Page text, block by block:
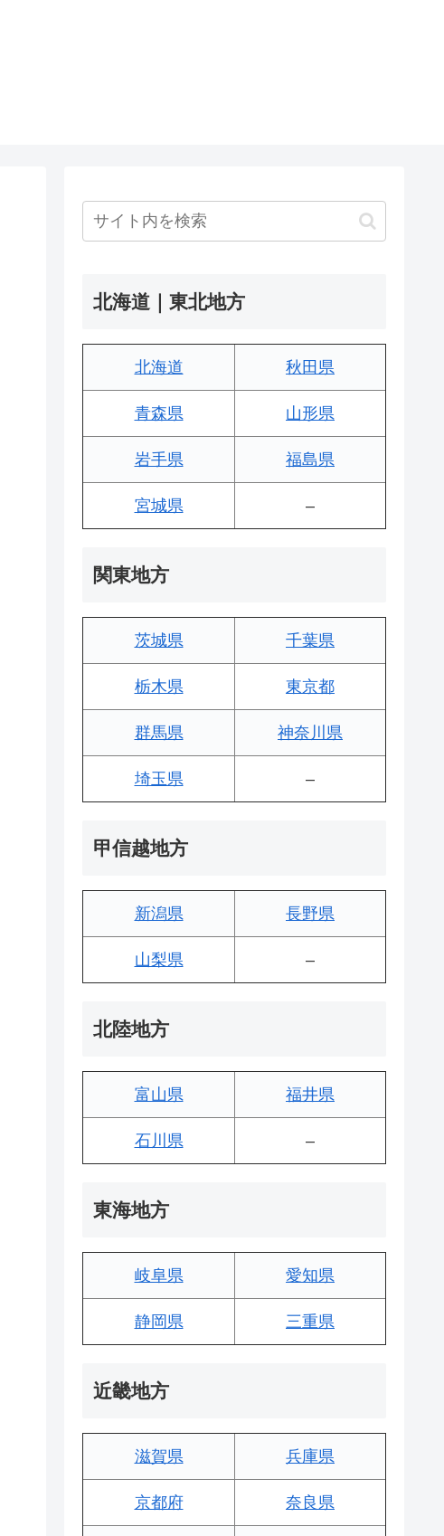
北海道｜東北地方
北海道 秋田県
青森県 山形県
岩手県 福島県
宮城県 –
関東地方
茨城県 千葉県
栃木県 東京都
群馬県 神奈川県
埼玉県 –
甲信越地方
新潟県 長野県
山梨県 –
北陸地方
富山県 福井県
石川県 –
東海地方
岐阜県 愛知県
静岡県 三重県
近畿地方
滋賀県 兵庫県
京都府 奈良県